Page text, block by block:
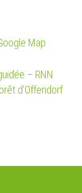
Map
– RNN
d’Offendorf